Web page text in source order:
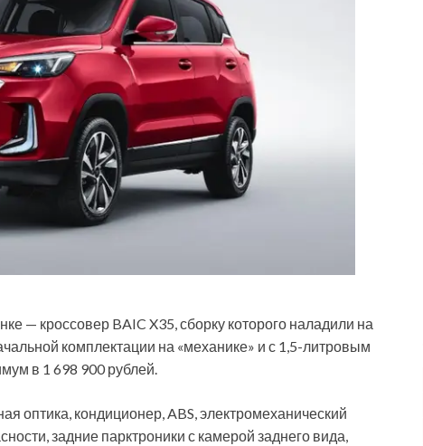
— кроссовер BAIC X35, сборку которого наладили на
комплектации на «механике» и с 1,5-литровым
в 1 698 900 рублей.
оптика, кондиционер, ABS, электромеханический
задние парктроники с камерой заднего вида,